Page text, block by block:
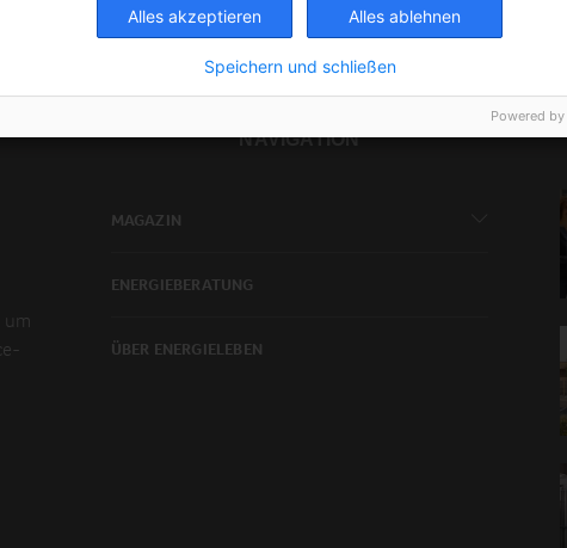
um
NAVIGATION
MAGAZIN
ENERGIEBERATUNG
ÜBER ENERGIELEBEN
Alles akzeptieren Alles ablehnen
Speichern und schließen
Powered by